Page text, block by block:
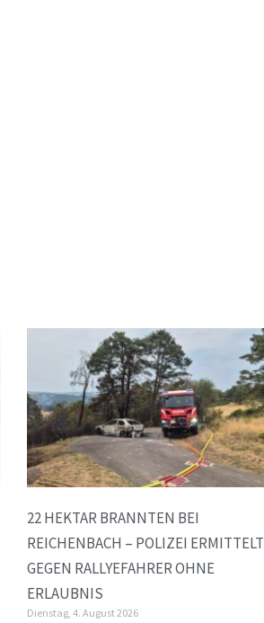
22 HEKTAR BRANNTEN BEI
REICHENBACH – POLIZEI ERMITTELT
GEGEN RALLYEFAHRER OHNE
ERLAUBNIS
Dienstag, 4. August 2026